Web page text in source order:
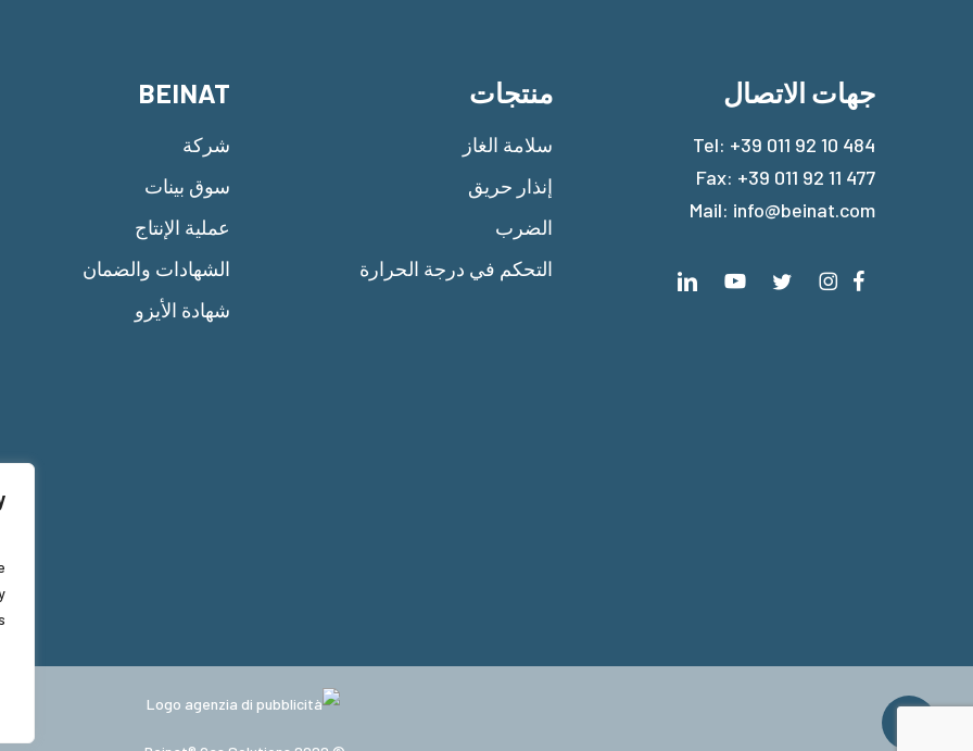
Share
BEINAT
شركة
سوق بينات
عملية الإنتاج
الشهادات والضمان
شهادة الأيزو
منتجات
سلامة الغاز
إنذار حريق
الضرب
التحكم في درجة الحرارة
جهات الاتصال
Tel: +39 011 92 10 484
Fax: +39 011 92 11 477
Mail: info@beinat.com